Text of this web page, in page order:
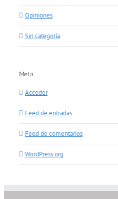
Opiniones
Sin categoría
Meta
Acceder
Feed de entradas
Feed de comentarios
WordPress.org